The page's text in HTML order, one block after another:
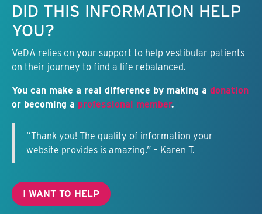
DID THIS INFORMATION HELP
YOU?
VeDA relies on your support to help vestibular patients
on their journey to find a life rebalanced.
You can make a real difference by making a donation
or becoming a professional member.
“Thank you! The quality of information your
website provides is amazing.” – Karen T.
I WANT TO HELP